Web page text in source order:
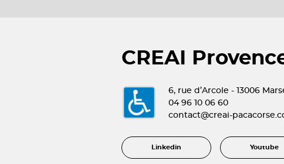
CREAI
6, rue d’Arcole - 13006
04 96 10 06 60
contact@creai-
Linkedin Youtube